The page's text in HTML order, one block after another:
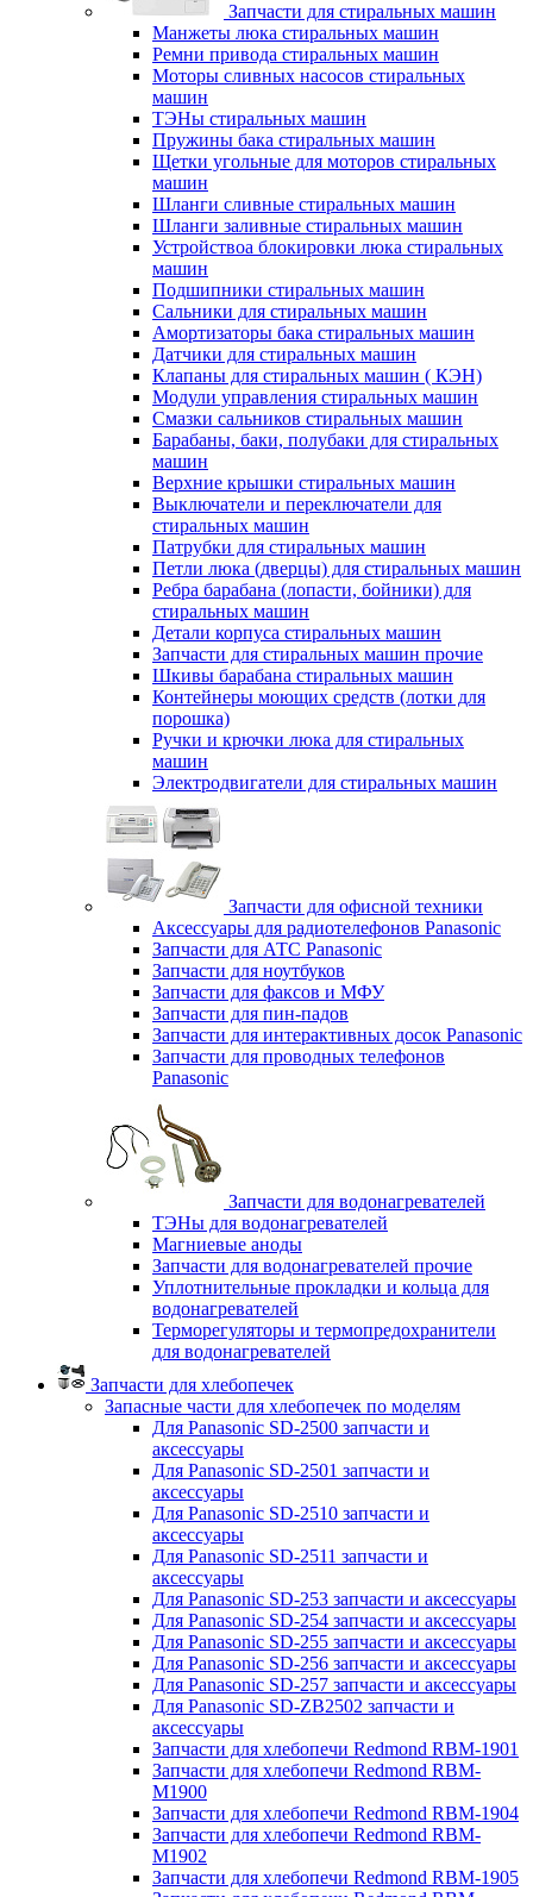
Запчасти для стиральных машин
Манжеты люка стиральных машин
Ремни привода стиральных машин
Моторы сливных насосов стиральных
машин
ТЭНы стиральных машин
Пружины бака стиральных машин
Щетки угольные для моторов стиральных
машин
Шланги сливные стиральных машин
Шланги заливные стиральных машин
Устройствоа блокировки люка стиральных
машин
Подшипники стиральных машин
Сальники для стиральных машин
Амортизаторы бака стиральных машин
Датчики для стиральных машин
Клапаны для стиральных машин ( КЭН)
Модули управления стиральных машин
Смазки сальников стиральных машин
Барабаны, баки, полубаки для стиральных
машин
Верхние крышки стиральных машин
Выключатели и переключатели для
стиральных машин
Патрубки для стиральных машин
Петли люка (дверцы) для стиральных машин
Ребра барабана (лопасти, бойники) для
стиральных машин
Детали корпуса стиральных машин
Запчасти для стиральных машин прочие
Шкивы барабана стиральных машин
Контейнеры моющих средств (лотки для
порошка)
Ручки и крючки люка для стиральных
машин
Электродвигатели для стиральных машин
Запчасти для офисной техники
Аксессуары для радиотелефонов Panasonic
Запчасти для АТС Panasonic
Запчасти для ноутбуков
Запчасти для факсов и МФУ
Запчасти для пин-падов
Запчасти для интерактивных досок Panasonic
Запчасти для проводных телефонов
Panasonic
Запчасти для водонагревателей
ТЭНы для водонагревателей
Магниевые аноды
Запчасти для водонагревателей прочие
Уплотнительные прокладки и кольца для
водонагревателей
Терморегуляторы и термопредохранители
для водонагревателей
Запчасти для хлебопечек
Запасные части для хлебопечек по моделям
Для Panasonic SD-2500 запчасти и
аксессуары
Для Panasonic SD-2501 запчасти и
аксессуары
Для Panasonic SD-2510 запчасти и
аксессуары
Для Panasonic SD-2511 запчасти и
аксессуары
Для Panasonic SD-253 запчасти и аксессуары
Для Panasonic SD-254 запчасти и аксессуары
Для Panasonic SD-255 запчасти и аксессуары
Для Panasonic SD-256 запчасти и аксессуары
Для Panasonic SD-257 запчасти и аксессуары
Для Panasonic SD-ZB2502 запчасти и
аксессуары
Запчасти для хлебопечи Redmond RBM-1901
Запчасти для хлебопечи Redmond RBM-
M1900
Запчасти для хлебопечи Redmond RBM-1904
Запчасти для хлебопечи Redmond RBM-
M1902
Запчасти для хлебопечи Redmond RBM-1905